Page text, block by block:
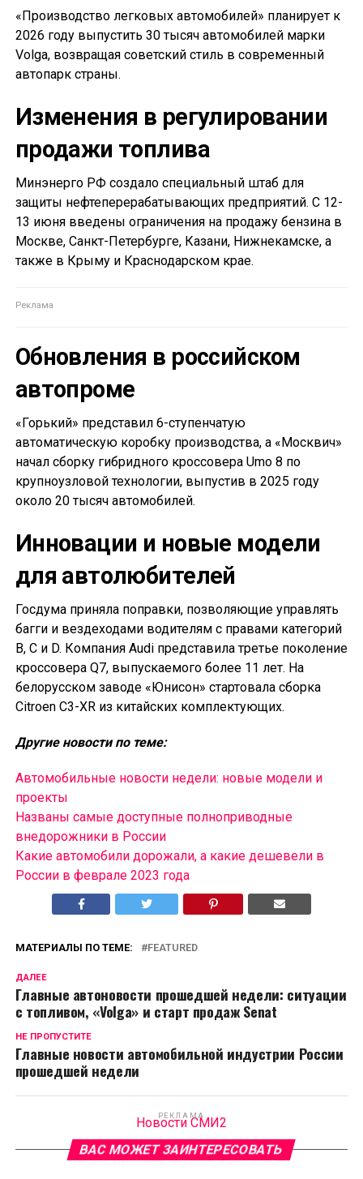
«Производство легковых автомобилей» планирует к
2026 году выпустить 30 тысяч автомобилей марки
Volga, возвращая советский стиль в современный
автопарк страны.
Изменения в регулировании
продажи топлива
Минэнерго РФ создало специальный штаб для
защиты нефтеперерабатывающих предприятий. С 12-
13 июня введены ограничения на продажу бензина в
Москве, Санкт-Петербурге, Казани, Нижнекамске, а
также в Крыму и Краснодарском крае.
Обновления в российском
автопроме
«Горький» представил 6-ступенчатую
автоматическую коробку производства, а «Москвич»
начал сборку гибридного кроссовера Umo 8 по
крупноузловой технологии, выпустив в 2025 году
около 20 тысяч автомобилей.
Инновации и новые модели
для автолюбителей
Госдума приняла поправки, позволяющие управлять
багги и вездеходами водителям с правами категорий
B, C и D. Компания Audi представила третье поколение
кроссовера Q7, выпускаемого более 11 лет. На
белорусском заводе «Юнисон» стартовала сборка
Citroen C3-XR из китайских комплектующих.
Другие новости по теме:
Автомобильные новости недели: новые модели и
проекты
Названы самые доступные полноприводные
внедорожники в России
Какие автомобили дорожали, а какие дешевели в
России в феврале 2023 года
МАТЕРИАЛЫ ПО ТЕМЕ: FEATURED
ДАЛЕЕ
Главные автоновости прошедшей недели: ситуации
с топливом, «Volga» и старт продаж Senat
НЕ ПРОПУСТИТЕ
Главные новости автомобильной индустрии России
прошедшей недели
РЕКЛАМА
Новости СМИ2
ВАС МОЖЕТ ЗАИНТЕРЕСОВАТЬ